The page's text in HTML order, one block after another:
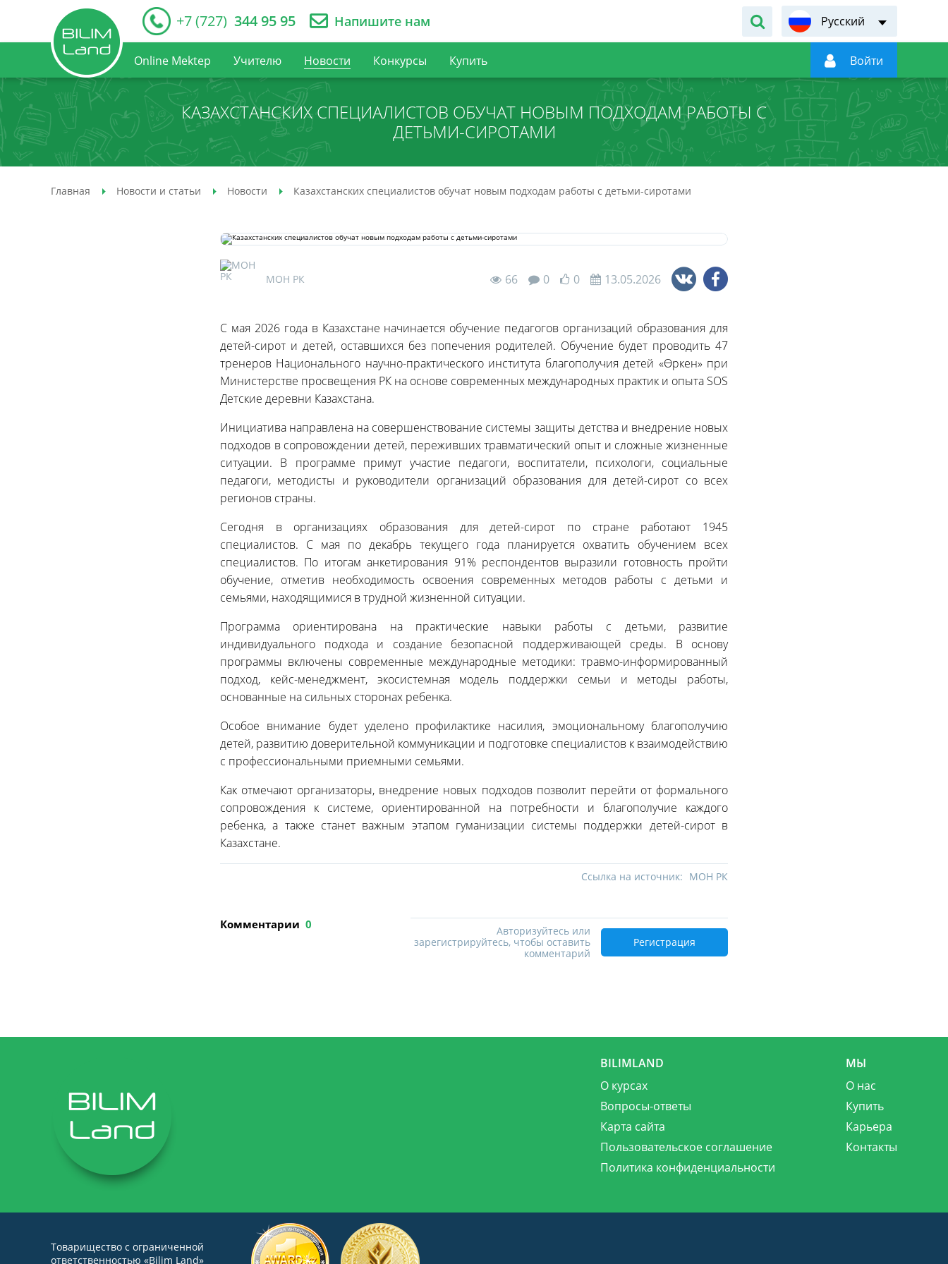
+7 (727) 344 95 95 Напишите нам Русский
Online Mektep Учителю Новости Конкурсы Купить  Войти
КАЗАХСТАНСКИХ СПЕЦИАЛИСТОВ ОБУЧАТ НОВЫМ ПОДХОДАМ РАБОТЫ С
ДЕТЬМИ-СИРОТАМИ
Главная Новости и статьи Новости Казахстанских специалистов обучат новым подходам работы с детьми-сиротами
МОН РК 66 0 0 13.05.2026
С мая 2026 года в Казахстане начинается обучение педагогов организаций образования для
детей-сирот и детей, оставшихся без попечения родителей. Обучение будет проводить 47
тренеров Национального научно-практического института благополучия детей «Өркен» при
Министерстве просвещения РК на основе современных международных практик и опыта SOS
Детские деревни Казахстана.
Инициатива направлена на совершенствование системы защиты детства и внедрение новых
подходов в сопровождении детей, переживших травматический опыт и сложные жизненные
ситуации. В программе примут участие педагоги, воспитатели, психологи, социальные
педагоги, методисты и руководители организаций образования для детей-сирот со всех
регионов страны.
Сегодня в организациях образования для детей-сирот по стране работают 1945
специалистов. С мая по декабрь текущего года планируется охватить обучением всех
специалистов. По итогам анкетирования 91% респондентов выразили готовность пройти
обучение, отметив необходимость освоения современных методов работы с детьми и
семьями, находящимися в трудной жизненной ситуации.
Программа ориентирована на практические навыки работы с детьми, развитие
индивидуального подхода и создание безопасной поддерживающей среды. В основу
программы включены современные международные методики: травмо-информированный
подход, кейс-менеджмент, экосистемная модель поддержки семьи и методы работы,
основанные на сильных сторонах ребенка.
Особое внимание будет уделено профилактике насилия, эмоциональному благополучию
детей, развитию доверительной коммуникации и подготовке специалистов к взаимодействию
с профессиональными приемными семьями.
Как отмечают организаторы, внедрение новых подходов позволит перейти от формального
сопровождения к системе, ориентированной на потребности и благополучие каждого
ребенка, а также станет важным этапом гуманизации системы поддержки детей-сирот в
Казахстане.
Ссылка на источник: МОН РК
Комментарии 0
Авторизуйтесь или
зарегистрируйтесь, чтобы оставить
комментарий
Регистрация
BILIMLAND
О курсах
Вопросы-ответы
Карта сайта
Пользовательское соглашение
Политика конфиденциальности
МЫ
О нас
Купить
Карьера
Контакты
Товарищество с ограниченной
ответственностью «Bilim Land»